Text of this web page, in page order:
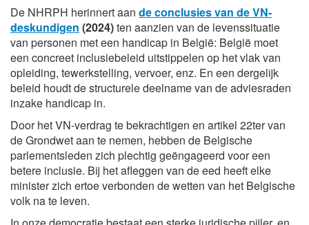
De NHRPH herinnert aan de conclusies van de VN-
deskundigen (2024)ten aanzien van de levenssituatie
van personen met een handicap in België: België moet
een concreet inclusiebeleid uitstippelen op het vlak van
opleiding, tewerkstelling, vervoer, enz. En een dergelijk
beleid houdt de structurele deelname van de adviesraden
inzake handicap in.
Door het VN-verdrag te bekrachtigen en artikel 22ter van
de Grondwet aan te nemen, hebben de Belgische
parlementsleden zich plechtig geëngageerd voor een
betere inclusie. Bij het afleggen van de eed heeft elke
minister zich ertoe verbonden de wetten van het Belgische
volk na te leven.